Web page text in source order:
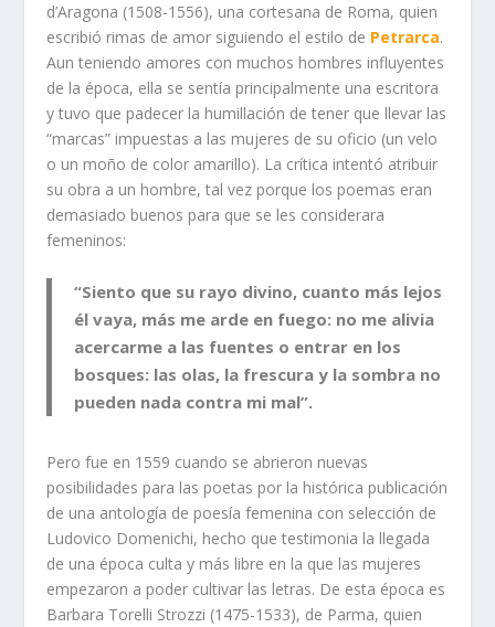
d’Aragona (1508-1556), una cortesana de Roma, quien
escribió rimas de amor siguiendo el estilo de Petrarca.
Aun teniendo amores con muchos hombres influyentes
de la época, ella se sentía principalmente una escritora
y tuvo que padecer la humillación de tener que llevar las
“marcas” impuestas a las mujeres de su oficio (un velo
o un moño de color amarillo). La crítica intentó atribuir
su obra a un hombre, tal vez porque los poemas eran
demasiado buenos para que se les considerara
femeninos:
“Siento que su rayo divino, cuanto más lejos
él vaya, más me arde en fuego: no me alivia
acercarme a las fuentes o entrar en los
bosques: las olas, la frescura y la sombra no
pueden nada contra mi mal”.
Pero fue en 1559 cuando se abrieron nuevas
posibilidades para las poetas por la histórica publicación
de una antología de poesía femenina con selección de
Ludovico Domenichi, hecho que testimonia la llegada
de una época culta y más libre en la que las mujeres
empezaron a poder cultivar las letras. De esta época es
Barbara Torelli Strozzi (1475-1533), de Parma, quien